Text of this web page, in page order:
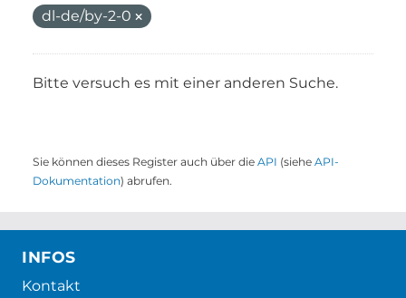
dl-de/by-2-0
Bitte versuch es mit einer anderen Suche.
Sie können dieses Register auch über die API (siehe API-
Dokumentation) abrufen.
INFOS
Kontakt